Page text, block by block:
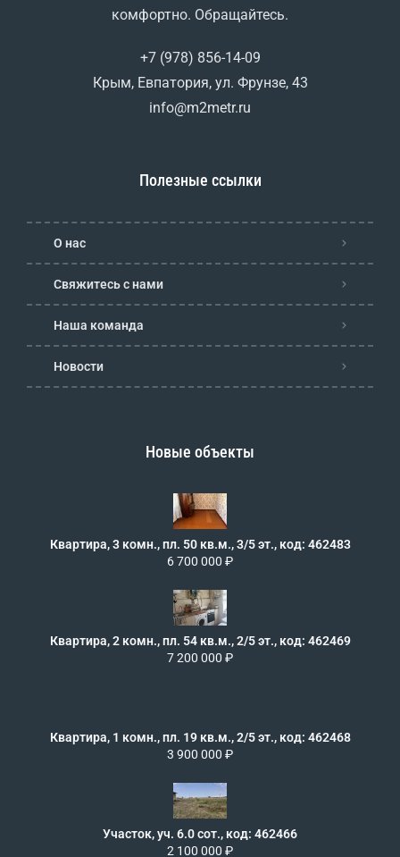
комфортно. Обращайтесь.
+7 (978) 856-14-09
Крым, Евпатория, ул. Фрунзе, 43
info@m2metr.ru
Полезные ссылки
О нас
Свяжитесь с нами
Наша команда
Новости
Новые объекты
Квартира, 3 комн., пл. 50 кв.м., 3/5 эт., код: 462483
6 700 000 ₽
Квартира, 2 комн., пл. 54 кв.м., 2/5 эт., код: 462469
7 200 000 ₽
Квартира, 1 комн., пл. 19 кв.м., 2/5 эт., код: 462468
3 900 000 ₽
Участок, уч. 6.0 сот., код: 462466
2 100 000 ₽